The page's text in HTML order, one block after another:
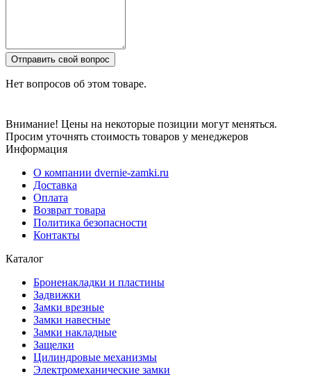
Отправить свой вопрос
Нет вопросов об этом товаре.
Внимание! Цены на некоторые позиции могут меняться.
Просим уточнять стоимость товаров у менеджеров
Информация
О компании dvernie-zamki.ru
Доставка
Оплата
Возврат товара
Политика безопасности
Контакты
Каталог
Броненакладки и пластины
Задвижки
Замки врезные
Замки навесные
Замки накладные
Защелки
Цилиндровые механизмы
Электромеханические замки